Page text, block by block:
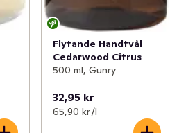
Flytande Handtvål
Cedarwood Citrus
500 ml, Gunry
32,95 kr
65,90 kr /l